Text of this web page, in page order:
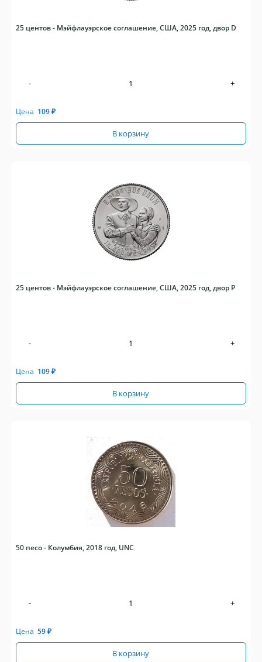
25 центов - Мэйфлауэрское соглашение, США, 2025 год, двор D
- +
Цена 109₽
В корзину
25 центов - Мэйфлауэрское соглашение, США, 2025 год, двор P
- +
Цена 109₽
В корзину
50 песо - Колумбия, 2018 год, UNC
- +
Цена 59₽
В корзину